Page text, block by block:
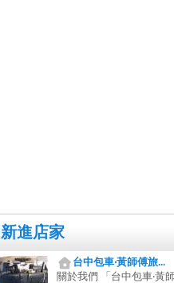
進店家
台中包車‧黃師傅旅...
關於我們 「台中包車‧黃師